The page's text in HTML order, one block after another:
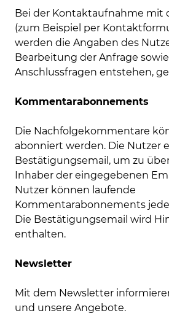
Bei der Kontaktaufnahme mit
(zum Beispiel per
werden die Angaben des
Bearbeitung der Anfrage
Anschlussfragen entstehen,
Kommentarabonnements
Die Nachfolgekommentare
abonniert werden. Die Nutzer
Bestätigungsemail, um zu
Inhaber der eingegebenen
Nutzer können laufende
Kommentarabonnements
Die Bestätigungsemail wird
enthalten.
Newsletter
Mit dem Newsletter
und unsere Angebote.